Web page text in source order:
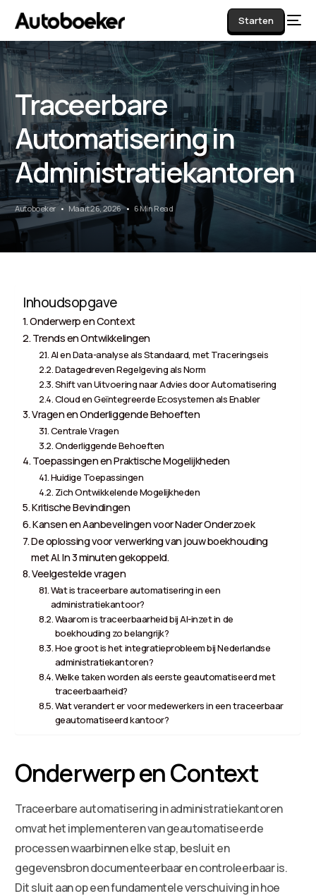
Starten
Traceerbare
Automatisering in
Administratiekantoren
Autoboeker Maart 26, 2026 6 Min Read
Inhoudsopgave
Onderwerp en Context
Trends en Ontwikkelingen
AI en Data-analyse als Standaard, met Traceringseis
Datagedreven Regelgeving als Norm
Shift van Uitvoering naar Advies door Automatisering
Cloud en Geïntegreerde Ecosystemen als Enabler
Vragen en Onderliggende Behoeften
Centrale Vragen
Onderliggende Behoeften
Toepassingen en Praktische Mogelijkheden
Huidige Toepassingen
Zich Ontwikkelende Mogelijkheden
Kritische Bevindingen
Kansen en Aanbevelingen voor Nader Onderzoek
De oplossing voor verwerking van jouw boekhouding
met AI. In 3 minuten gekoppeld.
Veelgestelde vragen
Wat is traceerbare automatisering in een
administratiekantoor?
Waarom is traceerbaarheid bij AI-inzet in de
boekhouding zo belangrijk?
Hoe groot is het integratieprobleem bij Nederlandse
administratiekantoren?
Welke taken worden als eerste geautomatiseerd met
traceerbaarheid?
Wat verandert er voor medewerkers in een traceerbaar
geautomatiseerd kantoor?
Onderwerp en Context
Traceerbare automatisering in administratiekantoren
omvat het implementeren van geautomatiseerde
processen waarbinnen elke stap, besluit en
gegevensbron documenteerbaar en controleerbaar is.
Dit sluit aan op een fundamentele verschuiving in hoe
AI